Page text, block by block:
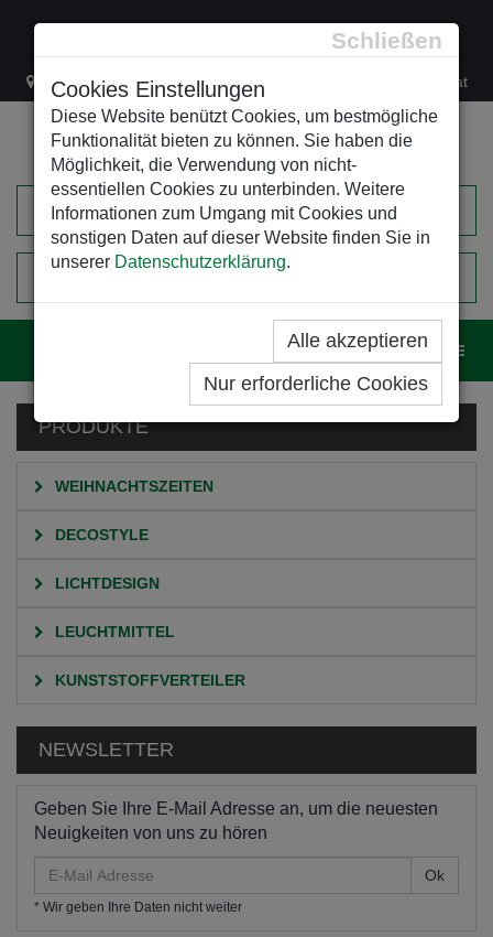
Schließen
Cookies Einstellungen
Diese Website benützt Cookies, um bestmögliche
Funktionalität bieten zu können. Sie haben die
Möglichkeit, die Verwendung von nicht-
essentiellen Cookies zu unterbinden. Weitere
Informationen zum Umgang mit Cookies und
sonstigen Daten auf dieser Website finden Sie in
unserer Datenschutzerklärung.
Alle akzeptieren
Nur erforderliche Cookies
Lacknergasse 78 +43/1/470 37 00 office@leso.at
EINKAUFSWAGEN
PRODUKTE
WEIHNACHTSZEITEN
DECOSTYLE
LICHTDESIGN
LEUCHTMITTEL
KUNSTSTOFFVERTEILER
NEWSLETTER
Geben Sie Ihre E-Mail Adresse an, um die neuesten
Neuigkeiten von uns zu hören
Mail
Adresse
* Wir geben Ihre Daten nicht weiter